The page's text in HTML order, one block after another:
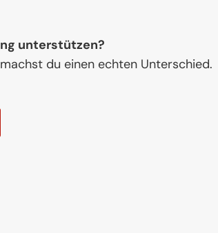
unterstützen?
du einen echten Unterschied.